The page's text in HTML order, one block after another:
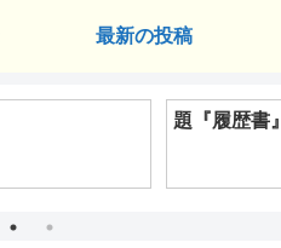
最新の投稿
題『履歴書』